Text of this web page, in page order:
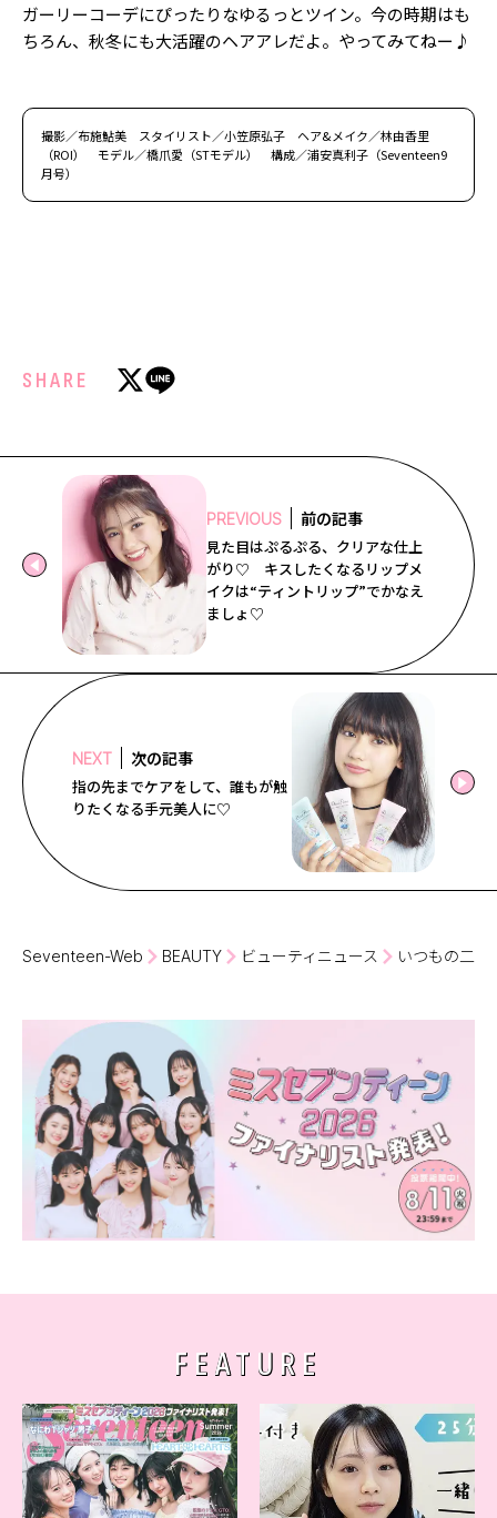
ガーリーコーデにぴったりなゆるっとツイン。今の時期はも
ちろん、秋冬にも大活躍のヘアアレだよ。やってみてねー♪
撮影／布施鮎美 スタイリスト／小笠原弘子 ヘア&メイク／林由香里
（ROI） モデル／橋爪愛（STモデル） 構成／浦安真利子（Seventeen9
月号）
SHARE
PREVIOUS 前の記事
見た目はぷるぷる、クリアな仕上
がり♡ キスしたくなるリップメ
イクは“ティントリップ”でかなえ
ましょ♡
NEXT 次の記事
指の先までケアをして、誰もが触
りたくなる手元美人に♡
Seventeen-Web BEAUTY ビューティニュース いつもの二
FEATURE